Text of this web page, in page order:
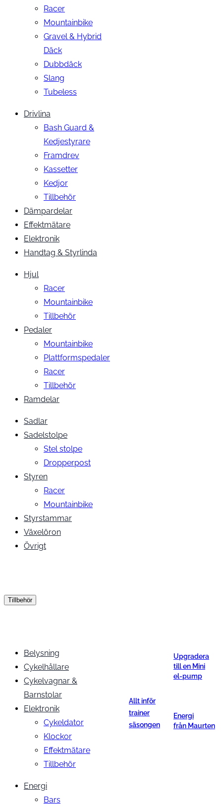
Racer
Mountainbike
Gravel & Hybrid
Däck
Dubbdäck
Slang
Tubeless
Drivlina
Bash Guard &
Kedjestyrare
Framdrev
Kassetter
Kedjor
Tillbehör
Dämpardelar
Effektmätare
Elektronik
Handtag & Styrlinda
Hjul
Racer
Mountainbike
Tillbehör
Pedaler
Mountainbike
Plattformspedaler
Racer
Tillbehör
Ramdelar
Sadlar
Sadelstolpe
Stel stolpe
Dropperpost
Styren
Racer
Mountainbike
Styrstammar
Växelöron
Övrigt
Tillbehör
Belysning
Cykelhållare
Cykelvagnar &
Barnstolar
Elektronik
Cykeldator
Klockor
Effektmätare
Tillbehör
Energi
Bars
Allt inför
trainer
säsongen
Upgradera
till en Mini
el-pump
Energi
från Maurten